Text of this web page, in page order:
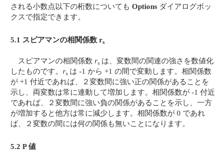
される小数点以下の桁数についてもOptions ダイアログボッ
クスで指定できます。
5.1 スピアマンの相関係数 rs
スピアマンの相関係数rs は、変数間の関連の強さを数値化
したものです。rs は -1 から +1 の間で変動します。相関係数
が +1 付近であれば、２変数間に強い正の関係があることを
示し、両変数は常に連動して増加します。相関係数が -1 付近
であれば、２変数間に強い負の関係があることを示し、一方
が増加すると他方は常に減少します。相関係数が 0 であれ
ば、２変数の間には何の関係も無いことになります。
5.2 P 値